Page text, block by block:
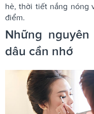
hè, thời tiết nắng nóng
điểm.
Những
dâu cần nhớ